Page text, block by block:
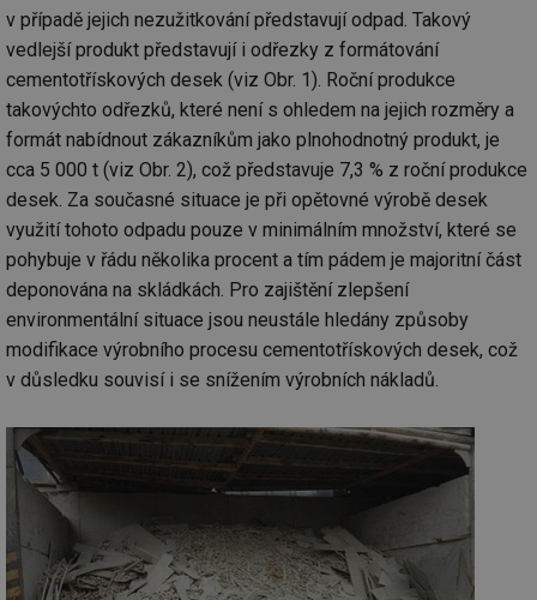
v případě jejich nezužitkování představují odpad. Takový
vedlejší produkt představují i odřezky z formátování
cementotřískových desek (viz Obr. 1). Roční produkce
takovýchto odřezků, které není s ohledem na jejich rozměry a
formát nabídnout zákazníkům jako plnohodnotný produkt, je
cca 5 000 t (viz Obr. 2), což představuje 7,3 % z roční produkce
desek. Za současné situace je při opětovné výrobě desek
využití tohoto odpadu pouze v minimálním množství, které se
pohybuje v řádu několika procent a tím pádem je majoritní část
deponována na skládkách. Pro zajištění zlepšení
environmentální situace jsou neustále hledány způsoby
modifikace výrobního procesu cementotřískových desek, což
v důsledku souvisí i se snížením výrobních nákladů.